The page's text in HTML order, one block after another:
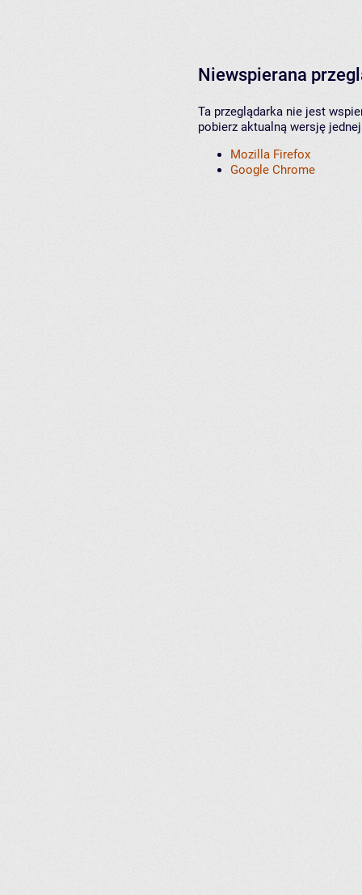
Niewspierana
Ta przeglądarka nie jest
pobierz aktualną wersję
Mozilla Firefox
Google Chrome